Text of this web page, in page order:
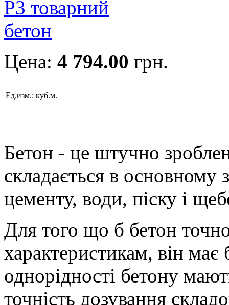
Цена: 4 794.00 грн.
Ед.изм.: куб.м.
Бетон - це штучно
складається в основному
цементу, води, піску і
Для того що б бетон
характеристикам, він
однорідності бетону
точність дозування